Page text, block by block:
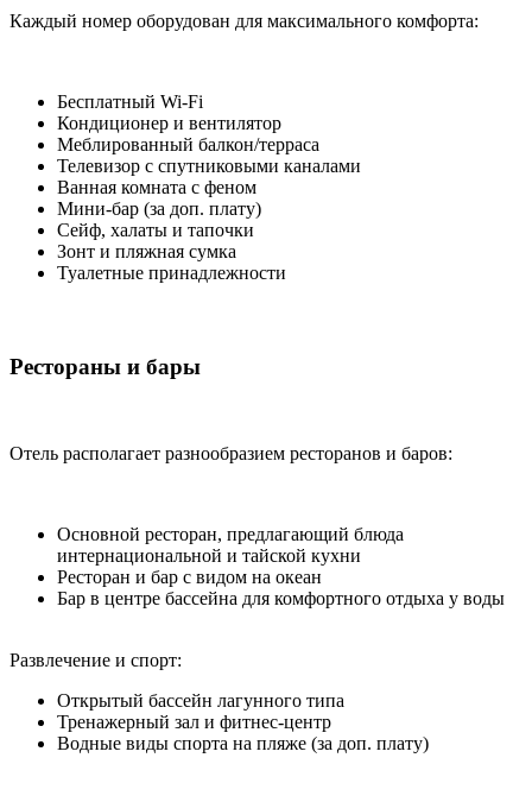
Каждый номер оборудован для максимального комфорта:
Бесплатный Wi-Fi
Кондиционер и вентилятор
Меблированный балкон/терраса
Телевизор с спутниковыми каналами
Ванная комната с феном
Мини-бар (за доп. плату)
Сейф, халаты и тапочки
Зонт и пляжная сумка
Туалетные принадлежности
Рестораны и бары
Отель располагает разнообразием ресторанов и баров:
Основной ресторан, предлагающий блюда
интернациональной и тайской кухни
Ресторан и бар с видом на океан
Бар в центре бассейна для комфортного отдыха у воды
Развлечение и спорт:
Открытый бассейн лагунного типа
Тренажерный зал и фитнес-центр
Водные виды спорта на пляже (за доп. плату)